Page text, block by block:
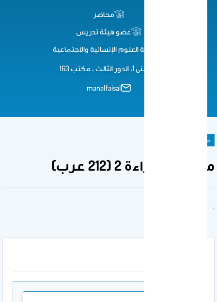
محاضر
عضو هيئة تدريس
كلية العلوم اﻹنسانية واﻻجتماعية
مبنى 1، الدور الثالث ، مكتب 163
manalfaisal
مادة دراسية
مهارات القراءة 2 (212 عرب)
.